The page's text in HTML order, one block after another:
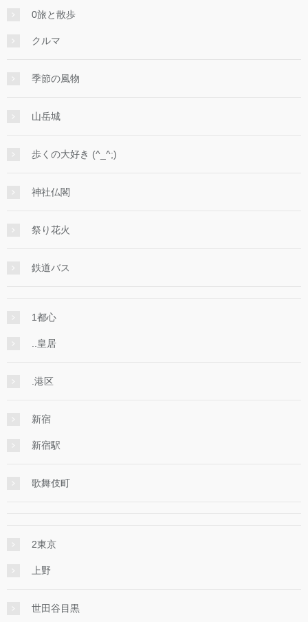
0旅と散歩
クルマ
季節の風物
山岳城
歩くの大好き (^_^;)
神社仏閣
祭り花火
鉄道バス
1都心
..皇居
.港区
新宿
新宿駅
歌舞伎町
2東京
上野
世田谷目黒